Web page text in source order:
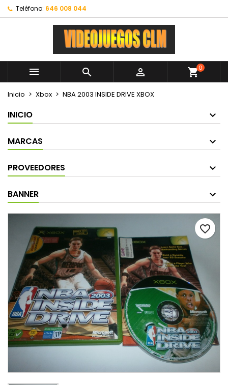
Teléfono: 646 008 044
   shopping_cart0
Inicio Xbox NBA 2003 INSIDE DRIVE XBOX
INICIO
MARCAS
PROVEEDORES
BANNER
favorite_border